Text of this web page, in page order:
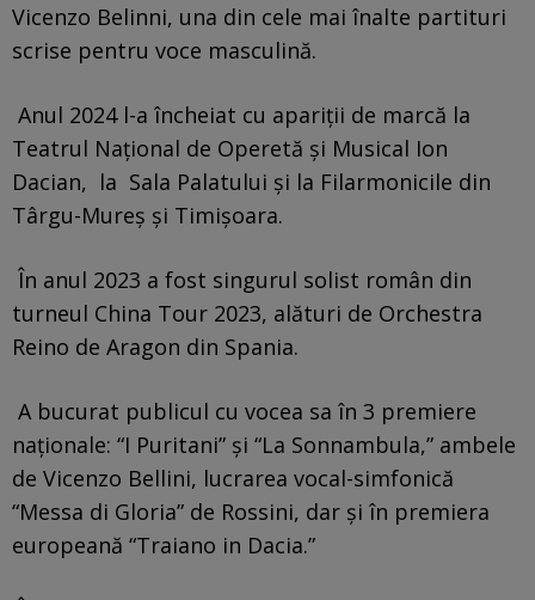
Vicenzo Belinni, una din cele mai înalte partituri
scrise pentru voce masculină.
Anul 2024 l-a încheiat cu apariţii de marcă la
Teatrul Naţional de Operetă şi Musical Ion
Dacian, la Sala Palatului şi la Filarmonicile din
Târgu-Mureş şi Timişoara.
În anul 2023 a fost singurul solist român din
turneul China Tour 2023, alături de Orchestra
Reino de Aragon din Spania.
A bucurat publicul cu vocea sa în 3 premiere
naţionale: “I Puritani” şi “La Sonnambula,” ambele
de Vicenzo Bellini, lucrarea vocal-simfonică
“Messa di Gloria” de Rossini, dar şi în premiera
europeană “Traiano in Dacia.”